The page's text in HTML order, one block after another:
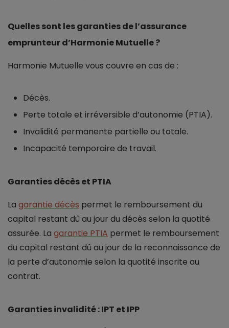
Quelles sont les garanties de l’assurance
emprunteur d’Harmonie Mutuelle ?
Harmonie Mutuelle vous couvre en cas de :
Décès.
Perte totale et irréversible d’autonomie (PTIA).
Invalidité permanente partielle ou totale.
Incapacité temporaire de travail.
Garanties décès et PTIA
La garantie décès permet le remboursement du
capital restant dû au jour du décès selon la quotité
assurée. La garantie PTIA permet le remboursement
du capital restant dû au jour de la reconnaissance de
la perte d’autonomie selon la quotité inscrite au
contrat.
Garanties invalidité : IPT et IPP